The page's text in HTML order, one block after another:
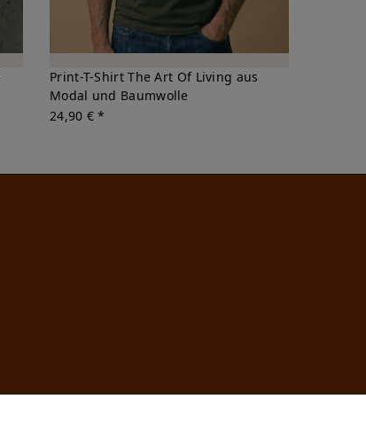
Print-T-Shirt The Art Of Living aus
Modal und Baumwolle
24,90 € *